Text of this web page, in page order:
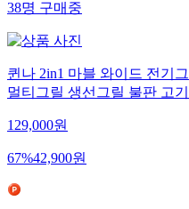
38명구매중
퀸나 2in1 마블 와이드 전기
멀티그릴 생선그릴 불판 고
129,000원
67%42,900원